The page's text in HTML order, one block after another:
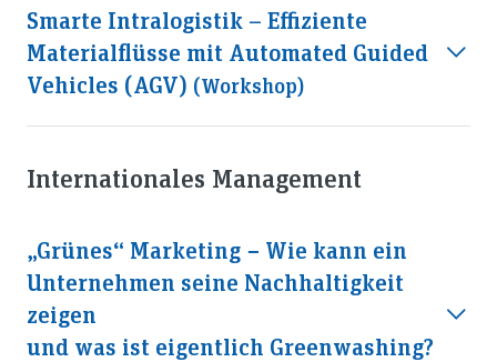
Smarte Intralogistik – Effiziente
Materialflüsse mit Automated Guided
Vehicles (AGV) (workshop)
Internationales Management
„Grünes“ Marketing − Wie kann ein
Unternehmen seine Nachhaltigkeit
zeigen
und was ist eigentlich Greenwashing?